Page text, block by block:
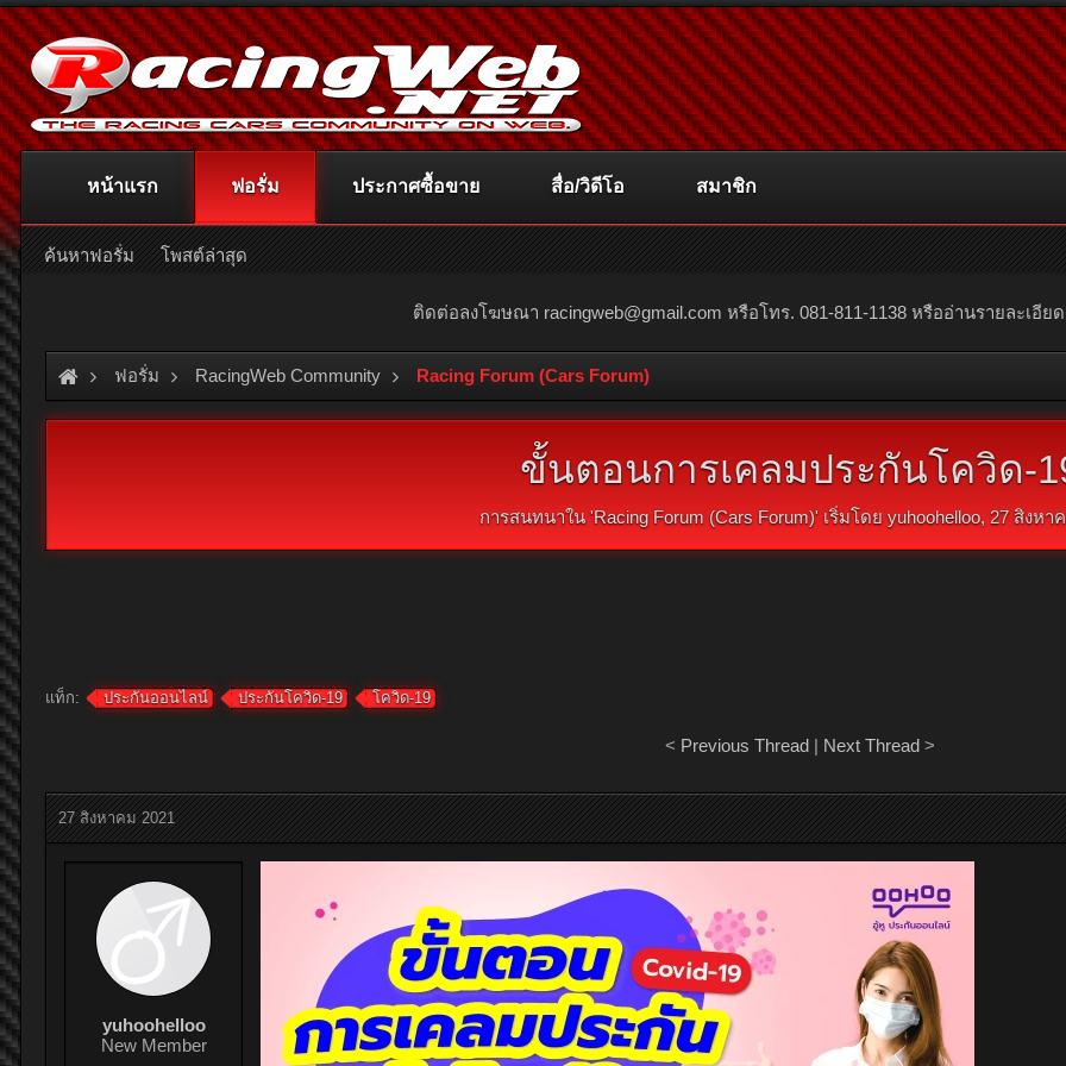
ติดต่อลงโฆษณา racingweb@gmail.com หรือโทร. 081-811-1138 หรืออ่านรายละเอีย
ฟอรั่ม RacingWeb Community Racing Forum (Cars Forum)
ขั้นตอนการเคลมประกันโควิด-
การสนทนาใน 'Racing Forum (Cars Forum)' เริ่มโดยyuhoohelloo, 27 สิงหา
แท็ก: ประกันออนไลน์ ประกันโควิด-19 โควิด-19
< Previous Thread| Next Thread>
27 สิงหาคม 2021
yuhoohelloo
New Member
หน้าแรก ฟอรั่ม
ค้นหาฟอรั่ม โพสต์ล่าสุด
ประกาศซื้อขาย สื่อ/วิดีโอ สมาชิก